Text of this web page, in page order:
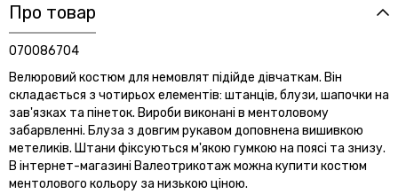
Про товар
070086704
Велюровий костюм для немовлят підійде дівчаткам. Він
складається з чотирьох елементів: штанців, блузи, шапочки на
зав'язках та пінеток. Вироби виконані в ментоловому
забарвленні. Блуза з довгим рукавом доповнена вишивкою
метеликів. Штани фіксуються м'якою гумкою на поясі та знизу.
В інтернет-магазині Валеотрикотаж можна купити костюм
ментолового кольору за низькою ціною.